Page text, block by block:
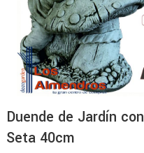
Duende de Jardín con
Seta 40cm